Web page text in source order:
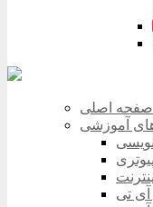
صفحه اصلی
آموزشی
آی تی